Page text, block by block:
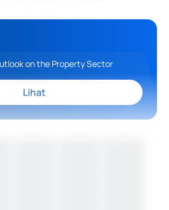
on the Property Sector
Lihat